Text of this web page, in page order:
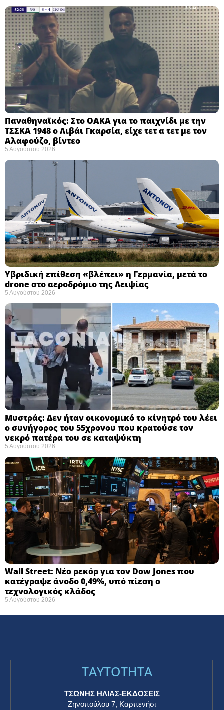
Παναθηναϊκός: Στο ΟΑΚΑ για το παιχνίδι με την
ΤΣΣΚΑ 1948 ο Λιβάι Γκαρσία, είχε τετ α τετ με τον
Αλαφούζο, βίντεο
5 Αυγούστου 2026
Υβριδική επίθεση «βλέπει» η Γερμανία, μετά το
drone στο αεροδρόμιο της Λειψίας
5 Αυγούστου 2026
Μυστράς: Δεν ήταν οικονομικό το κίνητρό του λέει
ο συνήγορος του 55χρονου που κρατούσε τον
νεκρό πατέρα του σε καταψύκτη
5 Αυγούστου 2026
Wall Street: Νέο ρεκόρ για τον Dow Jones που
κατέγραψε άνοδο 0,49%, υπό πίεση ο
τεχνολογικός κλάδος
5 Αυγούστου 2026
TAYTOTHTA
ΤΣΩΝΗΣ ΗΛΙΑΣ-ΕΚΔΟΣΕΙΣ
Ζηνοπούλου 7, Καρπενήσι